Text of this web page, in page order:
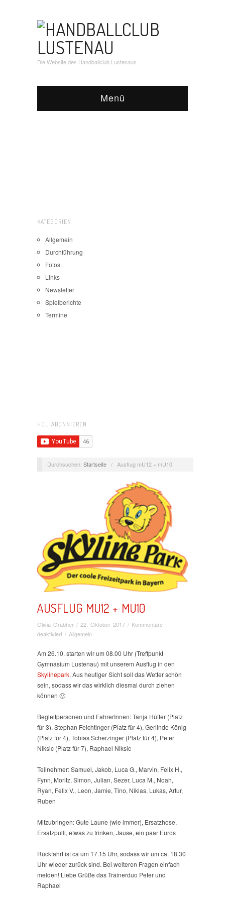
Die Website des Handballclub Lustenaus
Menü
KATEGORIEN
Allgemein
Durchführung
Fotos
Links
Newsletter
Spielberichte
Termine
HCL ABONNIEREN
Durchsuchen: Startseite / Ausflug mU12 + mU10
AUSFLUG MU12 + MU10
Olivia Grabher / 22. Oktober 2017 / Kommentare
deaktiviertfür
mU12
+
mU10
/ Allgemein
Am 26.10. starten wir um 08.00 Uhr (Treffpunkt
Gymnasium Lustenau) mit unserem Ausflug in den
Skylinepark. Aus heutiger Sicht soll das Wetter schön
sein, sodass wir das wirklich diesmal durch ziehen
können 🙂
Begleitpersonen und FahrerInnen: Tanja Hütter (Platz
für 3), Stephan Feichtinger (Platz für 4), Gerlinde König
(Platz für 4), Tobias Scherzinger (Platz für 4), Peter
Niksic (Platz für 7), Raphael Niksic
Teilnehmer: Samuel, Jakob, Luca G., Marvin, Felix H.,
Fynn, Moritz, Simon, Julian, Sezer, Luca M., Noah,
Ryan, Felix V., Leon, Jamie, Tino, Niklas, Lukas, Artur,
Ruben
Mitzubringen: Gute Laune (wie immer), Ersatzhose,
Ersatzpulli, etwas zu trinken, Jause, ein paar Euros
Rückfahrt ist ca um 17.15 Uhr, sodass wir um ca. 18.30
Uhr wieder zurück sind. Bei weiteren Fragen einfach
melden! Liebe Grüße das Trainerduo Peter und
Raphael